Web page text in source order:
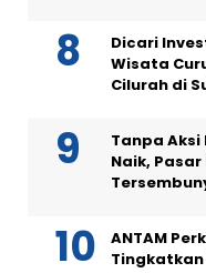
Dicari
Wisata
Cilurah di
Tanpa Aksi
Naik,
ANTAM